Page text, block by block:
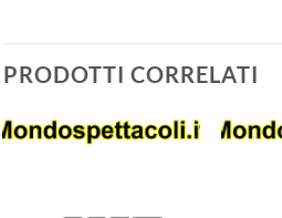
PRODOTTI CORRELATI